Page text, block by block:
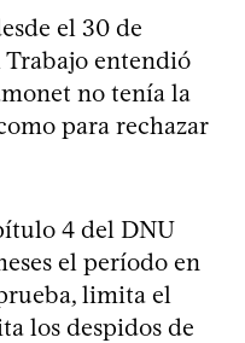
el 30 de
entendió
no tenía la
para rechazar
4 del DNU
el período en
limita el
los despidos de